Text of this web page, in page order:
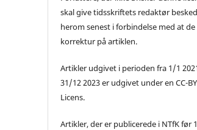
skal give tidsskriftets redaktør besked
herom senest i forbindelse med at
korrektur på artiklen.
Artikler udgivet i perioden fra 1/1
31/12 2023 er udgivet under en CC-
Licens.
Artikler, der er publicerede i NTfK før